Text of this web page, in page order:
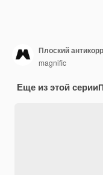
Плоский
magnific
Еще из этой серии